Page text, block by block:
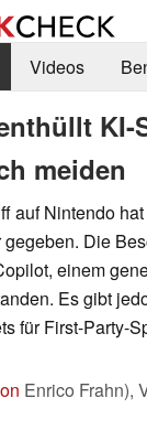
Videos
meiden
auf Nintendo
Die
einem
Es gibt
für First-Party-
Enrico Frahn),